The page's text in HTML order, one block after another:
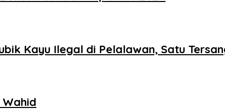
Kayu Ilegal di Pelalawan, Satu